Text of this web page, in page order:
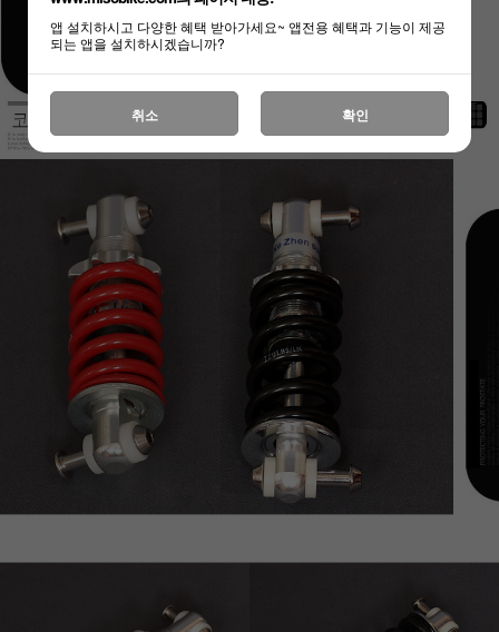
앱 설치하시고 다양한 혜택 받아가세요~ 앱전용 혜택과 기능이 제공
되는 앱을 설치하시겠습니까?
취소 확인